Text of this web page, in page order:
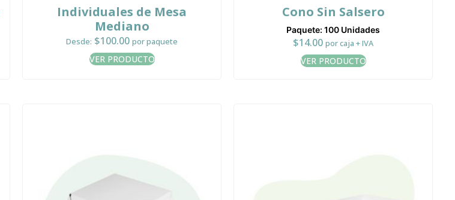
Individuales de Mesa
Mediano
Desde: $100.00 por paquete
VER PRODUCTO
Cono Sin Salsero
Paquete: 100 Unidades
$14.00 por caja + IVA
VER PRODUCTO